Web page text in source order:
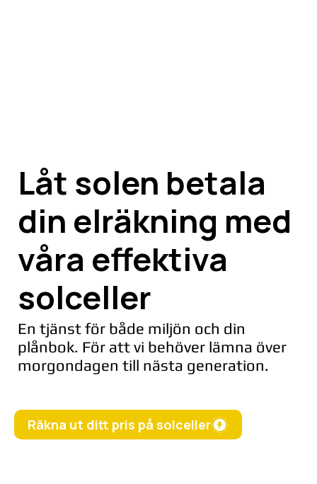
Låt solen betala
din elräkning med
våra effektiva
solceller
En tjänst för både miljön och din
plånbok. För att vi behöver lämna över
morgondagen till nästa generation.
Räkna ut ditt pris på solceller